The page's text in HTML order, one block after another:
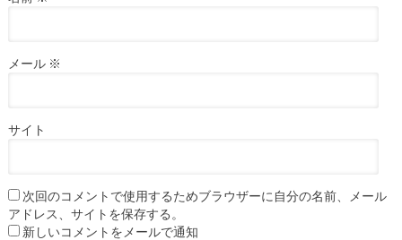
メール ※
サイト
次回のコメントで使用するためブラウザーに自分の名前、メール
アドレス、サイトを保存する。
新しいコメントをメールで通知